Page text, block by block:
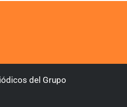
del Grupo